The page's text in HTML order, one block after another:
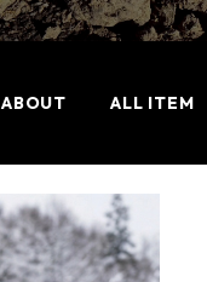
ABOUT ALL ITEM